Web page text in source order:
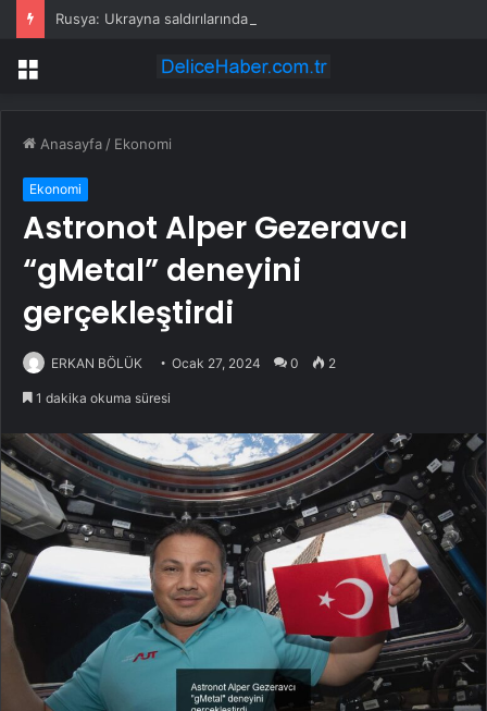
Rusya: Ukrayna saldırılarında 86 sivil öldü
Menü
Anasayfa / Ekonomi
Ekonomi
Astronot Alper Gezeravcı
“gMetal” deneyini
gerçekleştirdi
ERKAN BÖLÜK Ocak 27, 2024 0 2
1 dakika okuma süresi